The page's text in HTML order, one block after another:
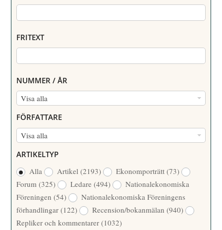
FRITEXT
NUMMER / ÅR
Visa alla
N
M
M
/
Å
R
FÖRFATTARE
Visa alla
R
F
A
T
T
A
ARTIKELTYP
Alla
Artikel(2193) Ekonomporträtt(73)
Forum(325) Ledare(494)
Nationalekonomiska
Föreningen(54)
Nationalekonomiska Föreningens
förhandlingar(122) Recension/bokanmälan(940)
Repliker och kommentarer(1032)